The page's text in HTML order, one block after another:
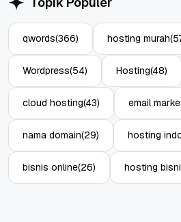
qwords(366) hosting murah
Wordpress(54) Hosting(48)
cloud hosting(43) email
nama domain(29) hosting
bisnis online(26) hosting